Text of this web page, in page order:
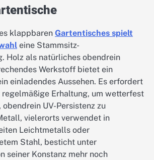
klappbaren Gartentisches spielt
eine Stammsitz-
Holz als natürliches obendrein
Werkstoff bietet ein
einladendes Aussehen. Es erfordert
Erhaltung, um wetterfest
UV-Persistenz zu
vielerorts verwendet in
Leichtmetalls oder
Stahl, besticht unter
seiner Konstanz mehr noch